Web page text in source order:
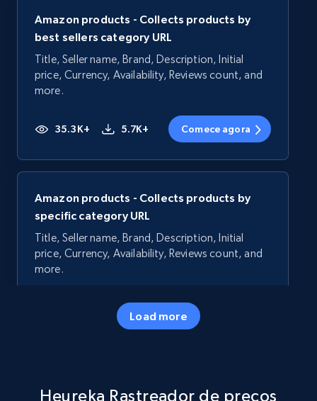
Amazon products - Collects products by
best sellers category URL
Title, Seller name, Brand, Description, Initial
price, Currency, Availability, Reviews count, and
more.
35.3K+ 5.7K+ Comece agora
Amazon products - Collects products by
specific category URL
Title, Seller name, Brand, Description, Initial
price, Currency, Availability, Reviews count, and
more.
5.7K+ Comece agora
specific keywords
Load more
Heureka Rastreador de preços